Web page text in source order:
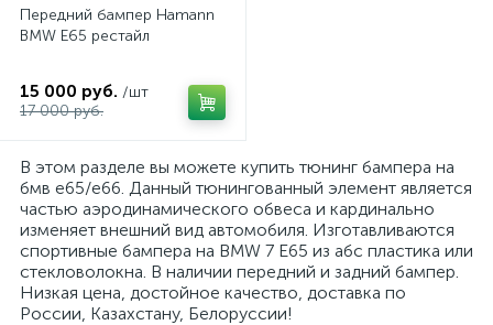
Передний бампер Hamann
BMW E65 рестайл
15 000 руб. /шт
17 000 руб.
В этом разделе вы можете купить тюнинг бампера на
бмв е65/е66. Данный тюнингованный элемент является
частью аэродинамического обвеса и кардинально
изменяет внешний вид автомобиля. Изготавливаются
спортивные бампера на BMW 7 E65 из абс пластика или
стекловолокна. В наличии передний и задний бампер.
Низкая цена, достойное качество, доставка по
России, Казахстану, Белоруссии!